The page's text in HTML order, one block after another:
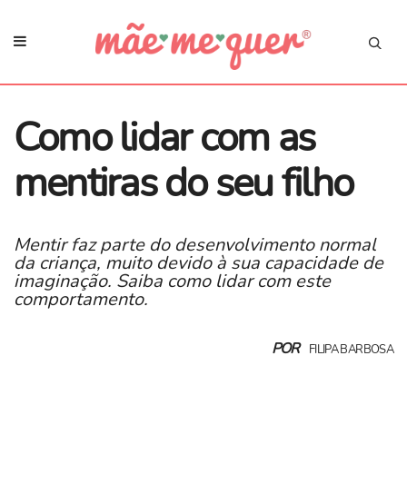
Como lidar com as
mentiras do seu filho
Mentir faz parte do desenvolvimento normal
da criança, muito devido à sua capacidade de
imaginação. Saiba como lidar com este
comportamento.
POR FILIPA BARBOSA